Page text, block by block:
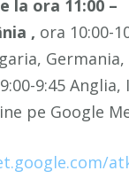
la ora 11:00 –
, ora 10:00-
Germania,
9:45 Anglia,
pe Google